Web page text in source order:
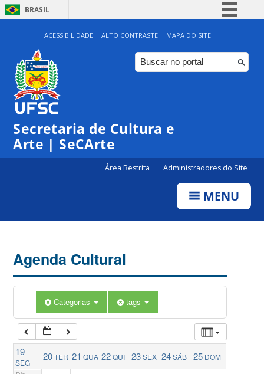
BRASIL
Simplifique!
Comunica BR
Participe
ACESSIBILIDADE ALTO CONTRASTE MAPA DO SITE
Secretaria de Cultura e
Arte | SeCArte
Área Restrita Administradores do Site
MENU
Agenda Cultural
Categorias tags
19
SEG
20TER 21 QUA 22QUI 23SEX 24SÁB 25 DOM